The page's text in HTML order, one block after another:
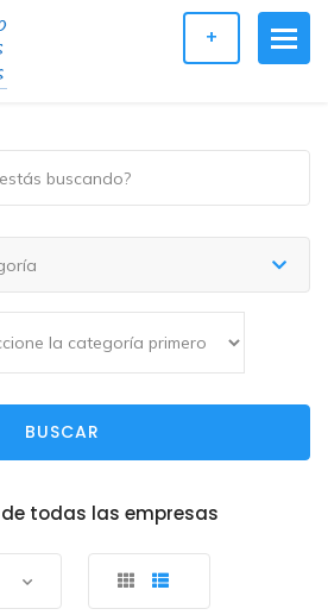
+
BUSCAR
todas las empresas